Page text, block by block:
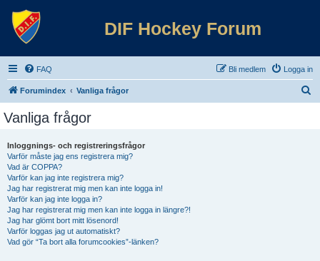
DIF Hockey Forum
FAQ Logga in
Bli medlem
Forumindex Vanliga frågor
Vanliga frågor
Inloggnings- och registreringsfrågor
Varför måste jag ens registrera mig?
Vad är COPPA?
Varför kan jag inte registrera mig?
Jag har registrerat mig men kan inte logga in!
Varför kan jag inte logga in?
Jag har registrerat mig men kan inte logga in längre?!
Jag har glömt bort mitt lösenord!
Varför loggas jag ut automatiskt?
Vad gör “Ta bort alla forumcookies”-länken?